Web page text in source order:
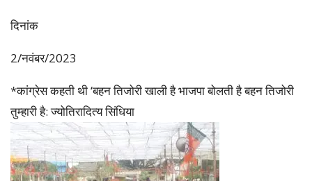
दिनांक
2/नवंबर/2023
*कांग्रेस कहती थी ‘बहन तिजोरी खाली है भाजपा बोलती है बहन तिजोरी
तुम्हारी है: ज्योतिरादित्य सिंधिया